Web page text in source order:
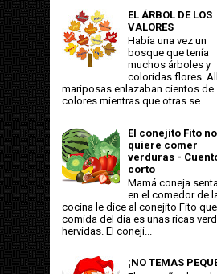
EL ÁRBOL DE LOS
VALORES
Había una vez un
bosque que tenía
muchos árboles y
coloridas flores.
mariposas enlazaban cientos de
colores mientras que otras se ...
El conejito Fito no
quiere comer
verduras -
corto
Mamá coneja
en el comedor de
cocina le dice al conejito Fito
comida del día es unas ricas
hervidas. El coneji...
¡NO TEMAS